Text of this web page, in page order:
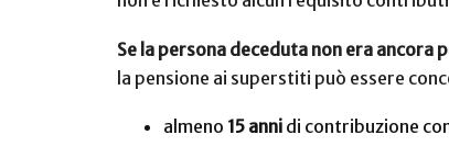
Se la persona deceduta non era ancora
la pensione ai superstiti può essere
almeno 15 annidi contribuzione